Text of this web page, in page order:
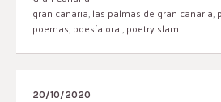
gran canaria,las palmas de gran canaria,
poemas,poesía oral,poetry slam
20/10/2020